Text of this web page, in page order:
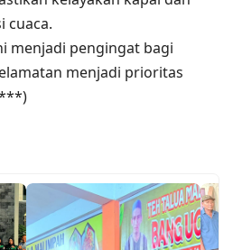
cuaca.
menjadi pengingat bagi
menjadi prioritas